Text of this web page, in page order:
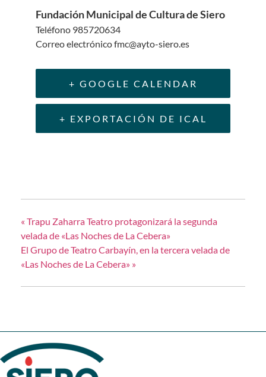
Fundación Municipal de Cultura de Siero
Teléfono 985720634
Correo electrónicofmc@ayto-siero.es
+ GOOGLE CALENDAR
+ EXPORTACIÓN DE ICAL
« Trapu Zaharra Teatro protagonizará la segunda
velada de «Las Noches de La Cebera»
El Grupo de Teatro Carbayín, en la tercera velada de
«Las Noches de La Cebera» »